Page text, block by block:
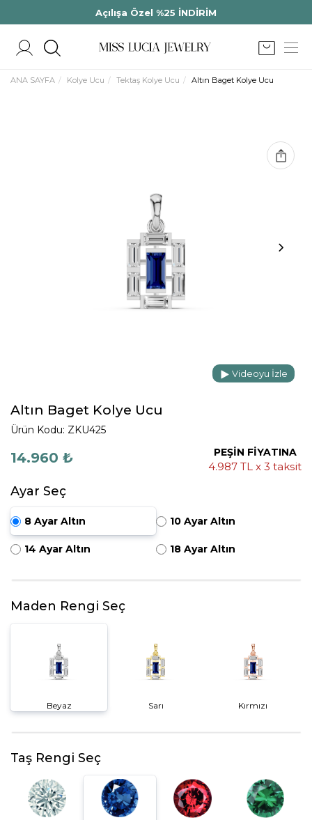
Açılışa Özel %25 İNDİRİM
ANA SAYFA Kolye Ucu Tektaş Kolye Ucu Altın Baget Kolye Ucu
Videoyu İzle
Altın Baget Kolye Ucu
Ürün Kodu: ZKU425
14.960 ₺ PEŞİN FİYATINA
4.987 TL x 3 taksit
Ayar Seç
8 Ayar Altın 10 Ayar Altın
14 Ayar Altın 18 Ayar Altın
Maden Rengi Seç
Beyaz Sarı Kırmızı
Taş Rengi Seç